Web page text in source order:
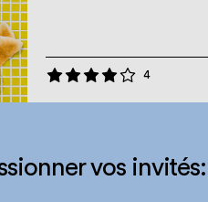
4
vos invités: